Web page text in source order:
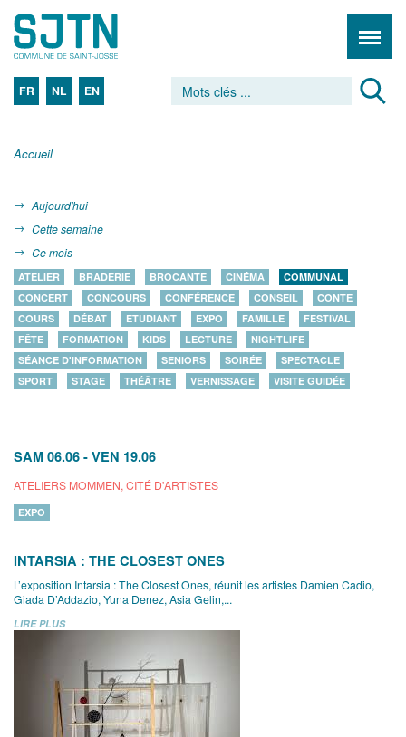
FR NL EN
Accueil
Aujourd'hui
Cette semaine
Ce mois
ATELIER BRADERIE BROCANTE CINÉMA
COMMUNAL
CONCERT
CONCOURS CONFÉRENCE CONSEIL
CONTE
COURS
DÉBAT ETUDIANT EXPO FAMILLE
FESTIVAL
FÊTE
FORMATION KIDS LECTURE
NIGHTLIFE
SÉANCE D'INFORMATION
SENIORS SOIRÉE
SPECTACLE
SPORT
STAGE THÉÂTRE VERNISSAGE VISITE GUIDÉE
SAM 06.06 - VEN 19.06
ATELIERS MOMMEN, CITÉ D'ARTISTES
EXPO
INTARSIA : THE CLOSEST ONES
L’exposition Intarsia : The Closest Ones, réunit les artistes Damien Cadio,
Giada D’Addazio, Yuna Denez, Asia Gelin,...
LIRE PLUS